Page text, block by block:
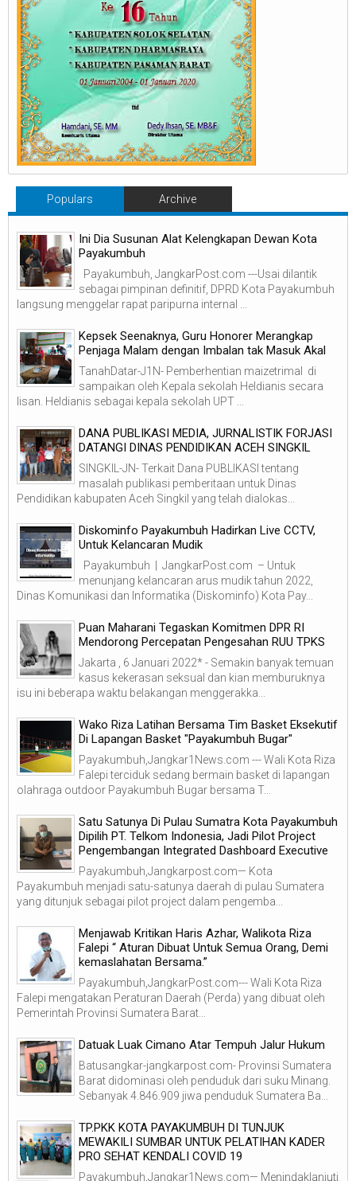
Populars Archive
Ini Dia Susunan Alat Kelengkapan Dewan Kota
Payakumbuh
Payakumbuh, JangkarPost.com ---Usai dilantik
sebagai pimpinan definitif, DPRD Kota Payakumbuh
langsung menggelar rapat paripurna internal ...
Kepsek Seenaknya, Guru Honorer Merangkap
Penjaga Malam dengan Imbalan tak Masuk Akal
TanahDatar-J1N- Pemberhentian maizetrimal di
sampaikan oleh Kepala sekolah Heldianis secara
lisan. Heldianis sebagai kepala sekolah UPT ...
DANA PUBLIKASI MEDIA, JURNALISTIK FORJASI
DATANGI DINAS PENDIDIKAN ACEH SINGKIL
SINGKIL-JN- Terkait Dana PUBLIKASI tentang
masalah publikasi pemberitaan untuk Dinas
Pendidikan kabupaten Aceh Singkil yang telah dialokas...
Diskominfo Payakumbuh Hadirkan Live CCTV,
Untuk Kelancaran Mudik
Payakumbuh | JangkarPost.com – Untuk
menunjang kelancaran arus mudik tahun 2022,
Dinas Komunikasi dan Informatika (Diskominfo) Kota Pay...
Puan Maharani Tegaskan Komitmen DPR RI
Mendorong Percepatan Pengesahan RUU TPKS
Jakarta , 6 Januari 2022* - Semakin banyak temuan
kasus kekerasan seksual dan kian memburuknya
isu ini beberapa waktu belakangan menggerakka...
Wako Riza Latihan Bersama Tim Basket Eksekutif
Di Lapangan Basket "Payakumbuh Bugar"
Payakumbuh,Jangkar1News.com --- Wali Kota Riza
Falepi terciduk sedang bermain basket di lapangan
olahraga outdoor Payakumbuh Bugar bersama T...
Satu Satunya Di Pulau Sumatra Kota Payakumbuh
Dipilih PT. Telkom Indonesia, Jadi Pilot Project
Pengembangan Integrated Dashboard Executive
Payakumbuh,Jangkarpost.com— Kota
Payakumbuh menjadi satu-satunya daerah di pulau Sumatera
yang ditunjuk sebagai pilot project dalam pengemba...
Menjawab Kritikan Haris Azhar, Walikota Riza
Falepi “ Aturan Dibuat Untuk Semua Orang, Demi
kemaslahatan Bersama.”
Payakumbuh,JangkarPost.com--- Wali Kota Riza
Falepi mengatakan Peraturan Daerah (Perda) yang dibuat oleh
Pemerintah Provinsi Sumatera Barat...
Datuak Luak Cimano Atar Tempuh Jalur Hukum
Batusangkar-jangkarpost.com- Provinsi Sumatera
Barat didominasi oleh penduduk dari suku Minang.
Sebanyak 4.846.909 jiwa penduduk Sumatera Ba...
TP.PKK KOTA PAYAKUMBUH DI TUNJUK
MEWAKILI SUMBAR UNTUK PELATIHAN KADER
PRO SEHAT KENDALI COVID 19
Payakumbuh,Jangkar1News.com— Menindaklanjuti